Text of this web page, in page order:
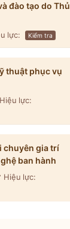
đào tạo do Thủ
lực: Kiểm tra
thuật phục vụ
Hiệu lực:
chuyên gia trí
ban hành
Hiệu lực: